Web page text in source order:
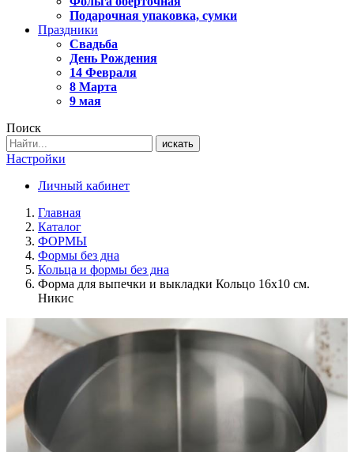
Подарочная упаковка, сумки
Праздники
Свадьба
День Рождения
14 Февраля
8 Марта
9 мая
Поиск
искать
Настройки
Личный кабинет
Главная
Каталог
ФОРМЫ
Формы без дна
Кольца и формы без дна
Форма для выпечки и выкладки Кольцо 16х10 см.
Никис